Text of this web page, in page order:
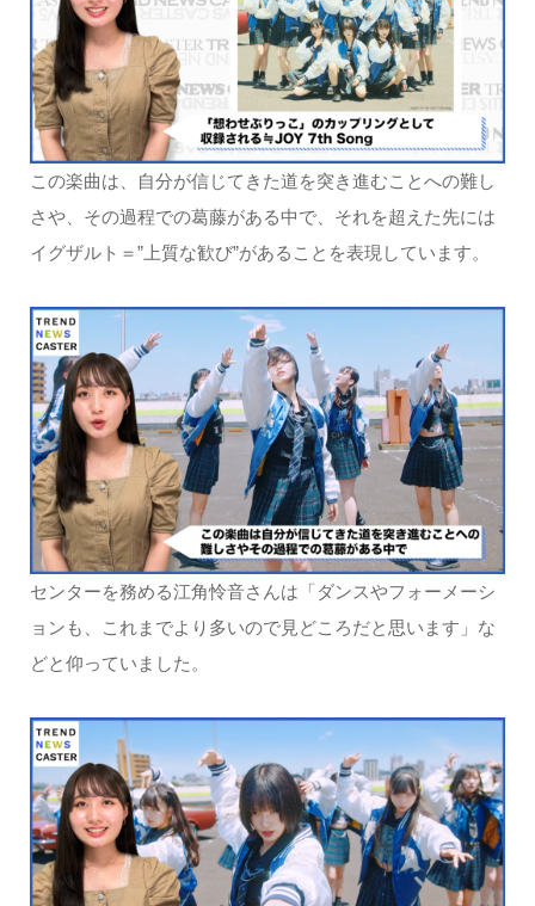
この楽曲は、自分が信じてきた道を突き進むことへの難し
さや、その過程での葛藤がある中で、それを超えた先には
イグザルト＝”上質な歓び”があることを表現しています。
センターを務める江角怜音さんは「ダンスやフォーメーシ
ョンも、これまでより多いので見どころだと思います」な
どと仰っていました。